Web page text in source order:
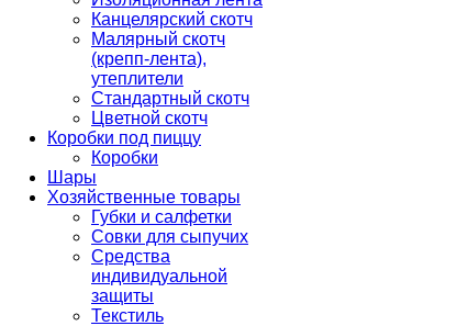
Канцелярский скотч
Малярный скотч
(крепп-лента),
утеплители
Стандартный скотч
Цветной скотч
Коробки под пиццу
Коробки
Шары
Хозяйственные товары
Губки и салфетки
Совки для сыпучих
Средства
индивидуальной
защиты
Текстиль